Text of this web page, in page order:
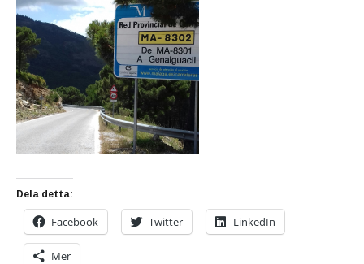
Dela detta:
Facebook Twitter LinkedIn
Mer